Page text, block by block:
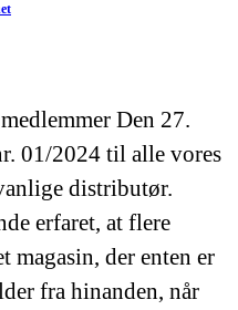
Den 27.
01/2024 til alle vores
distributør.
erfaret, at flere
magasin, der enten er
fra hinanden, når